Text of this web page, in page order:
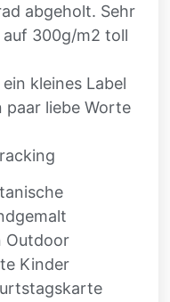
abgeholt. Sehr
300g/m2 toll
kleines Label
paar liebe Worte
Outdoor
Kinder